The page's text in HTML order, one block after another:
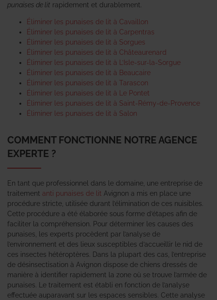
punaises de lit rapidement et durablement.
Éliminer les punaises de lit à Cavaillon
Éliminer les punaises de lit à Carpentras
Éliminer les punaises de lit à Sorgues
Éliminer les punaises de lit à Châteaurenard
Éliminer les punaises de lit à L’Isle-sur-la-Sorgue
Éliminer les punaises de lit à Beaucaire
Éliminer les punaises de lit à Tarascon
Éliminer les punaises de lit à Le Pontet
Éliminer les punaises de lit à Saint-Rémy-de-Provence
Éliminer les punaises de lit à Salon
COMMENT FONCTIONNE NOTRE AGENCE
EXPERTE ?
En tant que professionnel dans le domaine, une entreprise de
traitement anti punaises de lit Avignon a mis en place une
procédure stricte, utilisée durant l’élimination de ces nuisibles.
Cette procédure a été élaborée sous forme d’étapes afin de
faciliter la compréhension. Pour déterminer les causes des
punaises, les experts procèdent par l’analyse de
l’environnement et des lieux susceptibles d’accueillir le nid de
ces insectes hétéroptères. Dans la plupart des cas, l’entreprise
de désinsectisation à Avignon dispose de chiens dressés de
manière à identifier rapidement la zone où se trouve l’armée de
punaises. Le traitement est établi en fonction de l’analyse
effectuée auparavant sur les espaces sensibles. Cette analyse